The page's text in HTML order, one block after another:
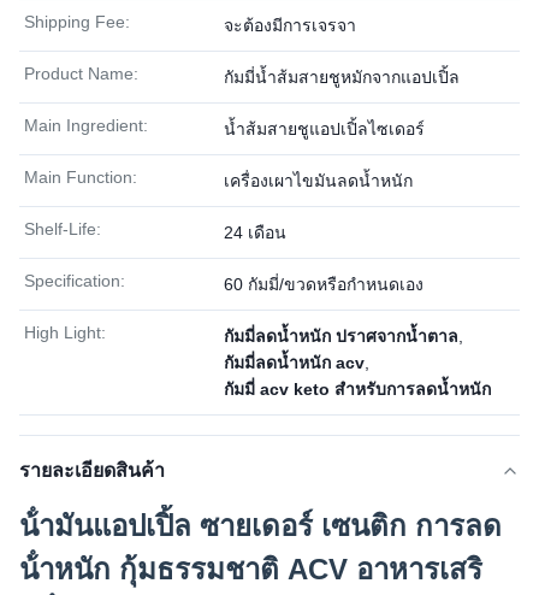
Shipping Fee: จะต้องมีการเจรจา
Product Name: กัมมี่น้ำส้มสายชูหมักจากแอปเปิ้ล
Main Ingredient: น้ำส้มสายชูแอปเปิ้ลไซเดอร์
Main Function: เครื่องเผาไขมันลดน้ำหนัก
Shelf-Life: 24 เดือน
Specification: 60 กัมมี่/ขวดหรือกำหนดเอง
High Light: กัมมี่ลดน้ำหนัก ปราศจากน้ำตาล
กัมมี่ลดน้ำหนัก acv
กัมมี่ acv keto สำหรับการลดน้ำหนัก
รายละเอียดสินค้า
น้ํามันแอปเปิ้ล ซายเดอร์ เซนติก การลด
น้ําหนัก กุ้มธรรมชาติ ACV อาหารเสริ